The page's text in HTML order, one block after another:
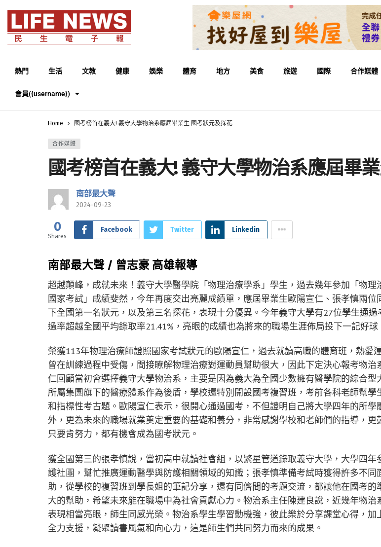
熱門 生活 文教 健康 娛樂 體育 地方 美食 旅遊 國際 合作媒體
會員({username})
Home 國考榜首在義大! 義守大學物治系應屆畢業生 國考狀元及探花
合作媒體
國考榜首在義大! 義守大學物治系應屆畢
南部最大聲
2024-09-23
0
Shares
Facebook Twitter Linkedin
南部最大聲 / 曾志豪 高雄報導
超越顛峰，成就未來！義守大學醫學院「物理治療學系」學生，過去幾年參加「物理
國家考試」成績斐然，今年再度交出亮麗成績單，應屆畢業生歐陽宣仁、張孝慎兩位
下全國第一名狀元，以及第三名探花，表現十分優異。今年義守大學有27位學生通過
過率超越全國平均錄取率21.41%，亮眼的成績也為將來的職場生涯佈局投下一記好球
榮獲113年物理治療師證照國家考試狀元的歐陽宣仁，過去就讀高職的體育班，熱愛
曾在訓練過程中受傷，間接瞭解物理治療對運動員幫助很大，因此下定決心報考物治
仁回顧當初會選擇義守大學物治系，主要是因為義大為全國少數擁有醫學院的綜合型
所屬集團旗下的醫療體系作為後盾，學校還特別開設國考複習班，考前各科老師幫學
和指標性考古題。歐陽宣仁表示，很開心通過國考，不但證明自己將大學四年的所學
外，更為未來的職場就業奠定重要的基礎和養分，非常感謝學校和老師們的指導，更
只要肯努力，都有機會成為國考狀元。
獲全國第三的張孝慎說，當初高中就讀社會組，以繁星管道錄取義守大學，大學四年
護社團，幫忙推廣運動醫學與防護相關領域的知識；張孝慎準備考試時獲得許多不同
助，從學校的複習班到學長姐的筆記分享，還有同儕間的考題交流，都讓他在國考的
大的幫助，希望未來能在職場中為社會貢獻心力。物治系主任陳建良說，近幾年物治
表現相當亮眼，師生同感光榮。物治系學生學習動機強，彼此樂於分享課堂心得，加
全力支援，凝聚讀書風氣和向心力，這是師生們共同努力而來的成果。